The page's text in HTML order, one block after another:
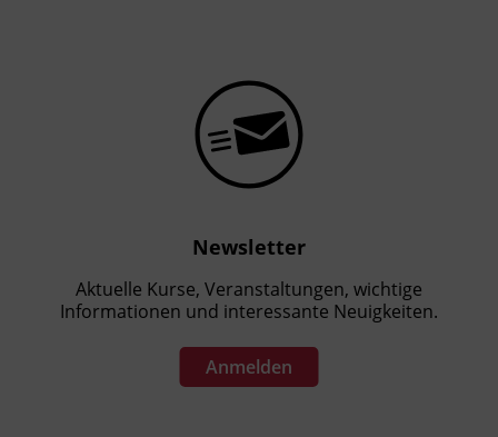
Newsletter
Aktuelle Kurse, Veranstaltungen, wichtige
Informationen und interessante Neuigkeiten.
Anmelden